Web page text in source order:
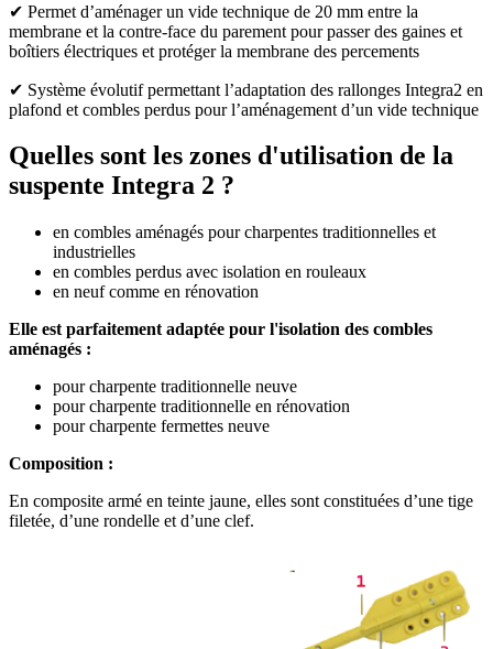
✔ Permet d’aménager un vide technique de 20 mm entre la
membrane et la contre-face du parement pour passer des gaines et
boîtiers électriques et protéger la membrane des percements
✔ Système évolutif permettant l’adaptation des rallonges Integra2 en
plafond et combles perdus pour l’aménagement d’un vide technique
Quelles sont les zones d'utilisation de la
suspente Integra 2 ?
en combles aménagés pour charpentes traditionnelles et
industrielles
en combles perdus avec isolation en rouleaux
en neuf comme en rénovation
Elle est parfaitement adaptée pour l'isolation des combles
aménagés :
pour charpente traditionnelle neuve
pour charpente traditionnelle en rénovation
pour charpente fermettes neuve
Composition :
En composite armé en teinte jaune, elles sont constituées d’une tige
filetée, d’une rondelle et d’une clef.